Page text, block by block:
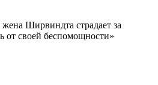
Ширвиндта страдает за
от своей беспомощности»